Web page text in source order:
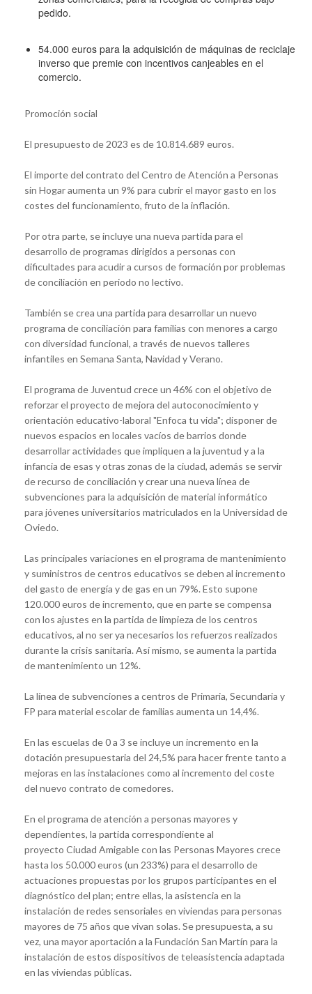
pedido.
54.000 euros para la adquisición de máquinas de reciclaje
inverso que premie con incentivos canjeables en el
comercio.
Promoción social
El presupuesto de 2023 es de 10.814.689 euros.
El importe del contrato del Centro de Atención a Personas
sin Hogar aumenta un 9% para cubrir el mayor gasto en los
costes del funcionamiento, fruto de la inflación.
Por otra parte, se incluye una nueva partida para el
desarrollo de programas dirigidos a personas con
dificultades para acudir a cursos de formación por problemas
de conciliación en periodo no lectivo.
También se crea una partida para desarrollar un nuevo
programa de conciliación para familias con menores a cargo
con diversidad funcional, a través de nuevos talleres
infantiles en Semana Santa, Navidad y Verano.
El programa de Juventud crece un 46% con el objetivo de
reforzar el proyecto de mejora del autoconocimiento y
orientación educativo-laboral "Enfoca tu vida"; disponer de
nuevos espacios en locales vacíos de barrios donde
desarrollar actividades que impliquen a la juventud y a la
infancia de esas y otras zonas de la ciudad, además se servir
de recurso de conciliación y crear una nueva línea de
subvenciones para la adquisición de material informático
para jóvenes universitarios matriculados en la Universidad de
Oviedo.
Las principales variaciones en el programa de mantenimiento
y suministros de centros educativos se deben al incremento
del gasto de energía y de gas en un 79%. Esto supone
120.000 euros de incremento, que en parte se compensa
con los ajustes en la partida de limpieza de los centros
educativos, al no ser ya necesarios los refuerzos realizados
durante la crisis sanitaria. Así mismo, se aumenta la partida
de mantenimiento un 12%.
La línea de subvenciones a centros de Primaria, Secundaria y
FP para material escolar de familias aumenta un 14,4%.
En las escuelas de 0 a 3 se incluye un incremento en la
dotación presupuestaria del 24,5% para hacer frente tanto a
mejoras en las instalaciones como al incremento del coste
del nuevo contrato de comedores.
En el programa de atención a personas mayores y
dependientes, la partida correspondiente al
proyecto Ciudad Amigable con las Personas Mayores crece
hasta los 50.000 euros (un 233%) para el desarrollo de
actuaciones propuestas por los grupos participantes en el
diagnóstico del plan; entre ellas, la asistencia en la
instalación de redes sensoriales en viviendas para personas
mayores de 75 años que vivan solas. Se presupuesta, a su
vez, una mayor aportación a la Fundación San Martín para la
instalación de estos dispositivos de teleasistencia adaptada
en las viviendas públicas.